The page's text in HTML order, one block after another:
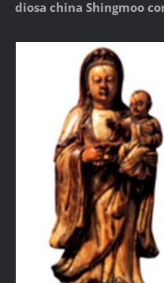
diosa china Shingmoo